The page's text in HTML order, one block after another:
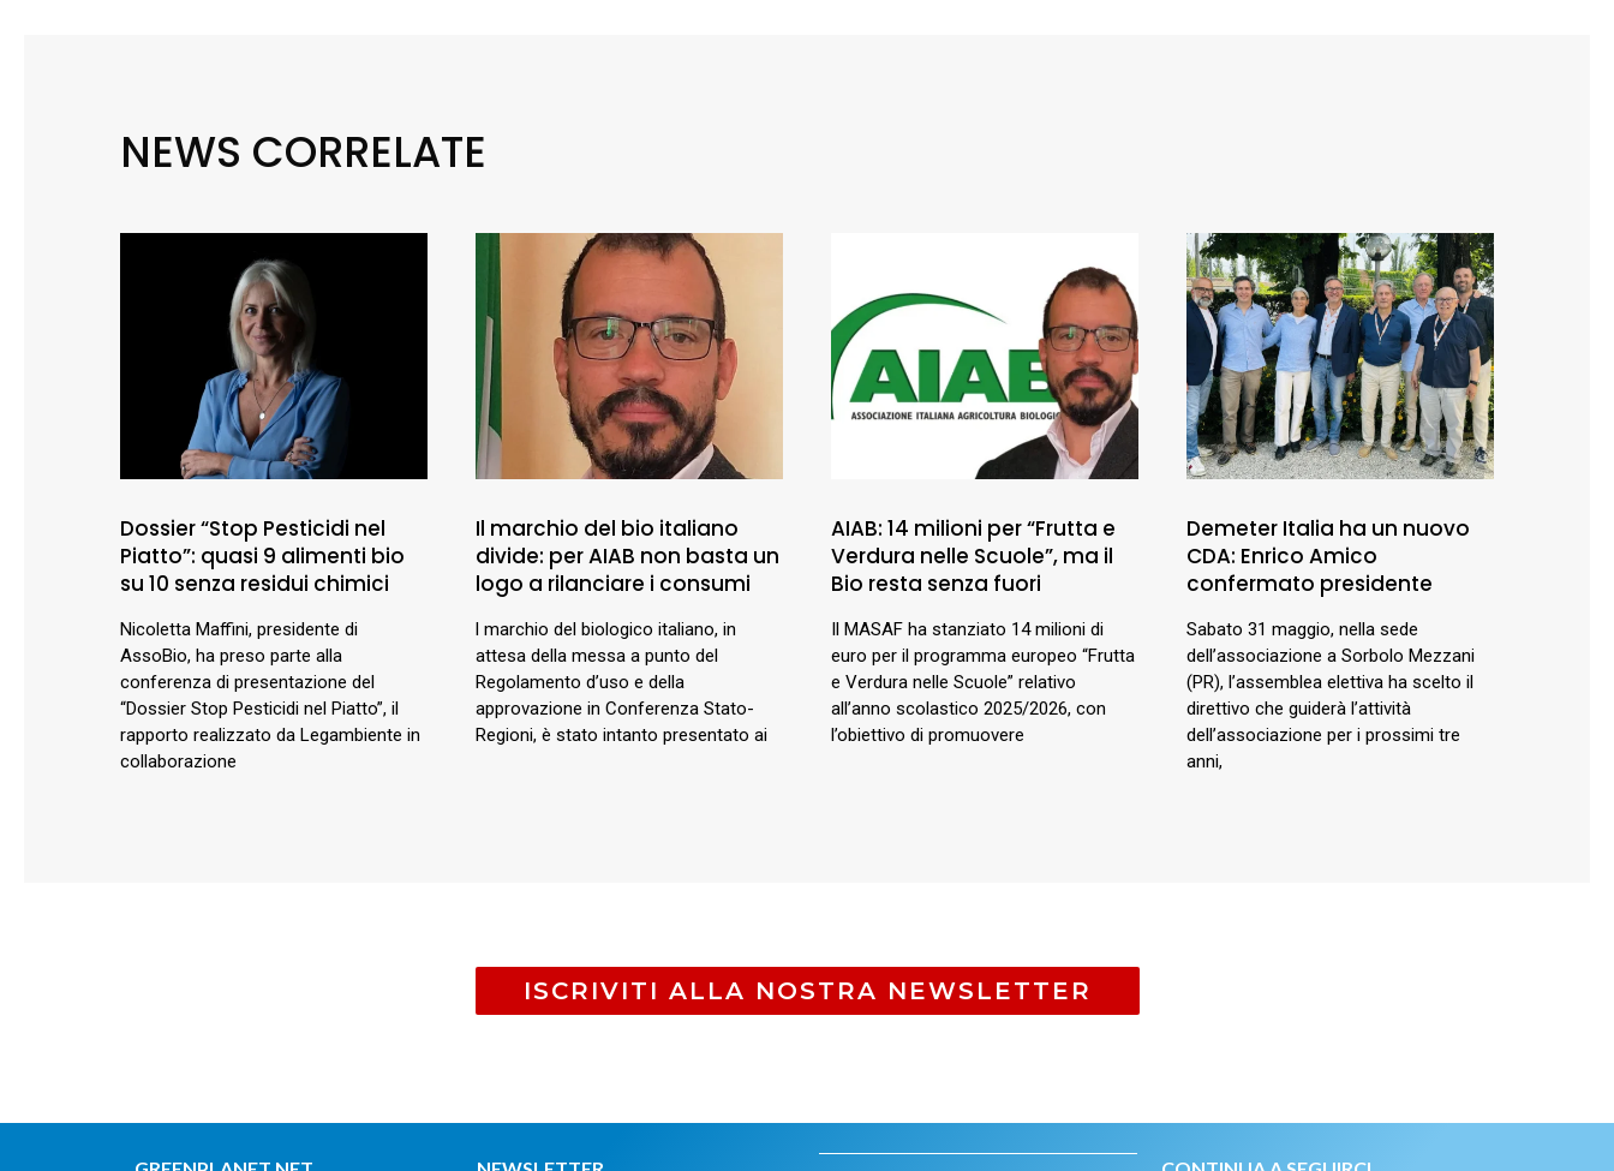
NEWS CORRELATE
Dossier “Stop Pesticidi nel
Piatto”: quasi 9 alimenti bio
su 10 senza residui chimici
Nicoletta Maffini, presidente di
AssoBio, ha preso parte alla
conferenza di presentazione del
“Dossier Stop Pesticidi nel Piatto”, il
rapporto realizzato da Legambiente in
collaborazione
Il marchio del bio italiano
divide: per AIAB non basta un
logo a rilanciare i consumi
l marchio del biologico italiano, in
attesa della messa a punto del
Regolamento d’uso e della
approvazione in Conferenza Stato-
Regioni, è stato intanto presentato ai
AIAB: 14 milioni per “Frutta e
Verdura nelle Scuole”, ma il
Bio resta senza fuori
Il MASAF ha stanziato 14 milioni di
euro per il programma europeo “Frutta
e Verdura nelle Scuole” relativo
all’anno scolastico 2025/2026, con
l’obiettivo di promuovere
Demeter Italia ha un nuovo
CDA: Enrico Amico
confermato presidente
Sabato 31 maggio, nella sede
dell’associazione a Sorbolo Mezzani
(PR), l’assemblea elettiva ha scelto il
direttivo che guiderà l’attività
dell’associazione per i prossimi tre
anni,
ISCRIVITI ALLA NOSTRA NEWSLETTER